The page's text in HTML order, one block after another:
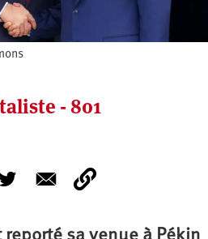
- 801